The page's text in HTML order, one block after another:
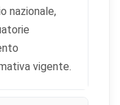
nazionale,
vigente.